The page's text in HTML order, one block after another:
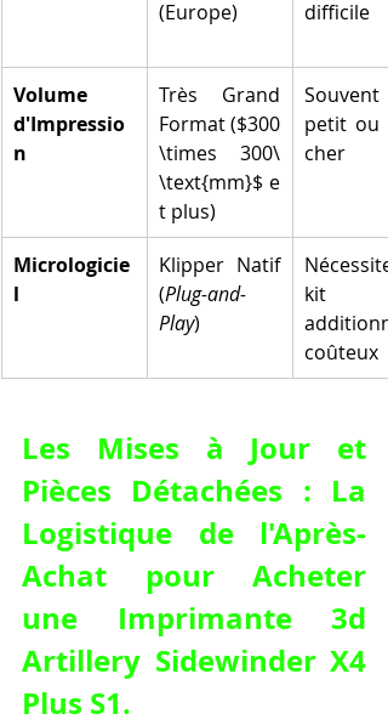
(Europe) difficile
Volume
d'Impressio
n
Très Grand
Format ($300
\times 300\
\text{mm}$ e
t plus)
Souvent
petit ou
cher
Micrologicie
l
Klipper Natif
(Plug-and-
Play)
kit
coûteux
Les Mises à Jour et
Pièces Détachées : La
Logistique de l'Après-
Achat pour Acheter
une Imprimante 3d
Artillery Sidewinder X4
Plus S1.